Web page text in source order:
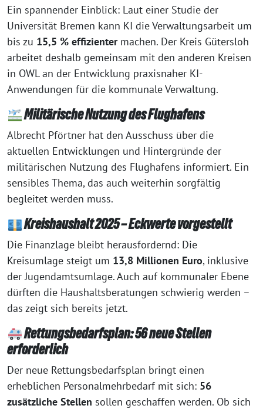
Ein spannender Einblick: Laut einer Studie der
Universität Bremen kann KI die Verwaltungsarbeit um
bis zu 15,5 % effizientermachen. Der Kreis Gütersloh
arbeitet deshalb gemeinsam mit den anderen Kreisen
in OWL an der Entwicklung praxisnaher KI-
Anwendungen für die kommunale Verwaltung.
Militärische Nutzung des Flughafens
Albrecht Pförtner hat den Ausschuss über die
aktuellen Entwicklungen und Hintergründe der
militärischen Nutzung des Flughafens informiert. Ein
sensibles Thema, das auch weiterhin sorgfältig
begleitet werden muss.
Kreishaushalt 2025 – Eckwerte vorgestellt
Die Finanzlage bleibt herausfordernd: Die
Kreisumlage steigt um 13,8 Millionen Euro, inklusive
der Jugendamtsumlage. Auch auf kommunaler Ebene
dürften die Haushaltsberatungen schwierig werden –
das zeigt sich bereits jetzt.
Rettungsbedarfsplan: 56 neue Stellen
erforderlich
Der neue Rettungsbedarfsplan bringt einen
erheblichen Personalmehrbedarf mit sich: 56
zusätzliche Stellen sollen geschaffen werden. Ob sich